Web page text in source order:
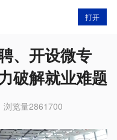
打开
、开设微专
破解就业难题
浏览量2861700